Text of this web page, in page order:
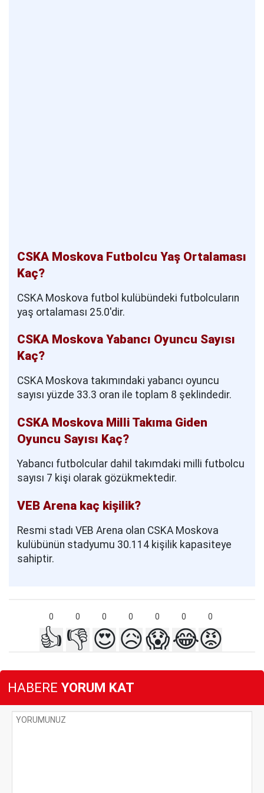
CSKA Moskova Futbolcu Yaş Ortalaması
Kaç?
CSKA Moskova futbol kulübündeki futbolcuların
yaş ortalaması 25.0'dir.
CSKA Moskova Yabancı Oyuncu Sayısı
Kaç?
CSKA Moskova takımındaki yabancı oyuncu
sayısı yüzde 33.3 oran ile toplam 8 şeklindedir.
CSKA Moskova Milli Takıma Giden
Oyuncu Sayısı Kaç?
Yabancı futbolcular dahil takımdaki milli futbolcu
sayısı 7 kişi olarak gözükmektedir.
VEB Arena kaç kişilik?
Resmi stadı VEB Arena olan CSKA Moskova
kulübünün stadyumu 30.114 kişilik kapasiteye
sahiptir.
0 0 0 0 0 0 0
👍 👎 😍😥😱😂😡
HABERE YORUM KAT